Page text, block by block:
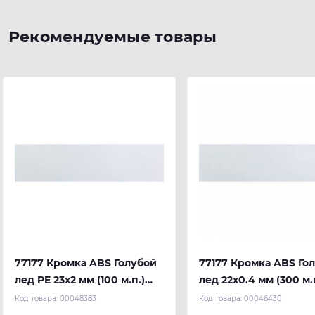
Рекомендуемые товары
77177 Кромка ABS Голубой
лед PE 23х2 мм (100 м.п.)
REHAU
Код товара: 00048383
77177 Кромка ABS
лед 22х0.4 мм (300
REHAU
Код товара:00046430